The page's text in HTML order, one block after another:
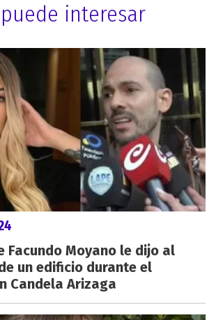
interesar
Facundo Moyano le dijo al
un edificio durante el
Candela Arizaga